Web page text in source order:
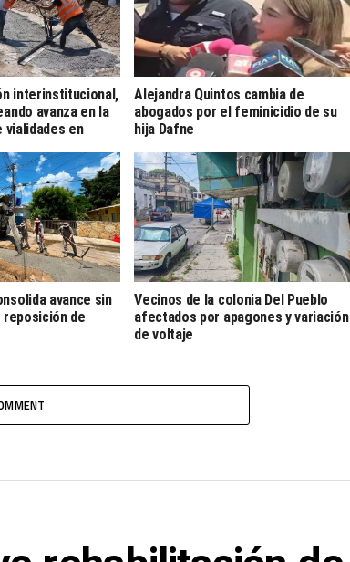
interinstitucional,
avanza en la
vialidades en
Alejandra Quintos cambia de
abogados por el feminicidio de su
hija Dafne
avance sin
de
Vecinos de la colonia Del Pueblo
afectados por apagones y variación
de voltaje